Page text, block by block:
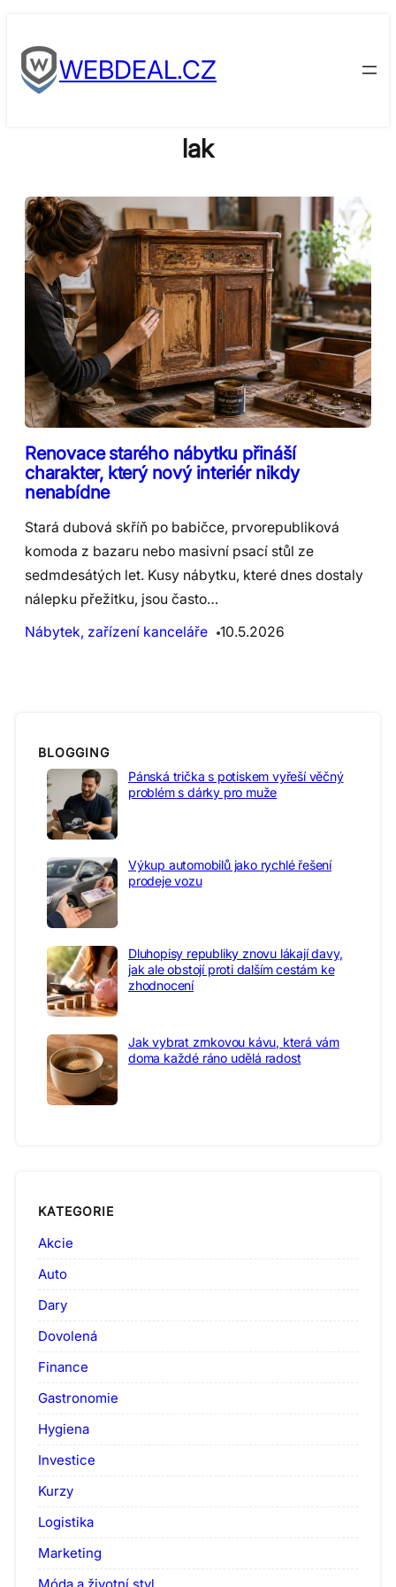
to
contentWEBDEAL.CZ
lak
Renovace starého nábytku přináší
charakter, který nový interiér nikdy
nenabídne
Stará dubová skříň po babičce, prvorepubliková
komoda z bazaru nebo masivní psací stůl ze
sedmdesátých let. Kusy nábytku, které dnes dostaly
nálepku přežitku, jsou často…
Nábytek, zařízení kanceláře
10.5.2026
BLOGGING
Pánská trička s potiskem vyřeší věčný
problém s dárky pro muže
Výkup automobilů jako rychlé řešení
prodeje vozu
Dluhopisy republiky znovu lákají davy,
jak ale obstojí proti dalším cestám ke
zhodnocení
Jak vybrat zrnkovou kávu, která vám
doma každé ráno udělá radost
KATEGORIE
Akcie
Auto
Dary
Dovolená
Finance
Gastronomie
Hygiena
Investice
Kurzy
Logistika
Marketing
Móda a životní styl